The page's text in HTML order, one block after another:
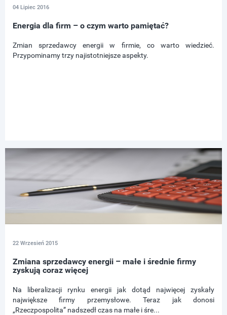
04 Lipiec 2016
Energia dla firm – o czym warto pamiętać?
Zmian sprzedawcy energii w firmie, co warto wiedzieć.
Przypominamy trzy najistotniejsze aspekty.
22 Wrzesień 2015
Zmiana sprzedawcy energii – małe i średnie firmy
zyskują coraz więcej
Na liberalizacji rynku energii jak dotąd najwięcej zyskały
największe firmy przemysłowe. Teraz jak donosi
„Rzeczpospolita” nadszedł czas na małe i śre...